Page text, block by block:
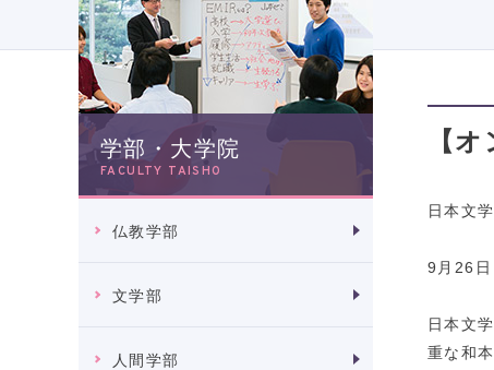
学部・大学院
FACULTY TAISHO
仏教学部
文学部
人間学部
【
日本文
9月26日
日本文
重な和